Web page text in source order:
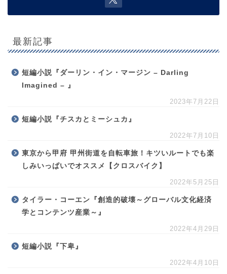
最新記事
短編小説『ダーリン・イン・マージン – Darling
Imagined – 』
2023年7月22日
短編小説『チスカとミーシュカ』
2022年7月10日
東京から甲府 甲州街道を自転車旅！キツいルートでも楽
しみいっぱいでオススメ【クロスバイク】
2022年5月25日
タイラー・コーエン『創造的破壊～グローバル文化経済
学とコンテンツ産業～』
2022年4月29日
短編小説『下卑』
2022年4月10日